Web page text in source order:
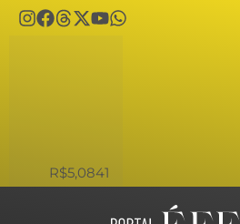
R$5,0841